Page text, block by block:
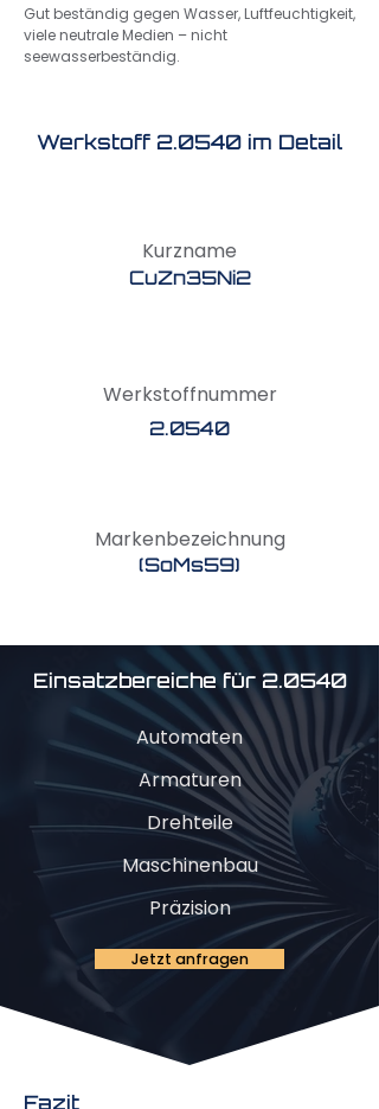
Gut beständig gegen Wasser, Luftfeuchtigkeit,
viele neutrale Medien – nicht
seewasserbeständig.
Werkstoff 2.0540 im Detail
Kurzname
CuZn35Ni2
Werkstoffnummer
2.0540
Markenbezeichnung
(SoMs59)
Einsatzbereiche für 2.0540
Automaten
Armaturen
Drehteile
Maschinenbau
Präzision
Jetzt anfragen
Fazit